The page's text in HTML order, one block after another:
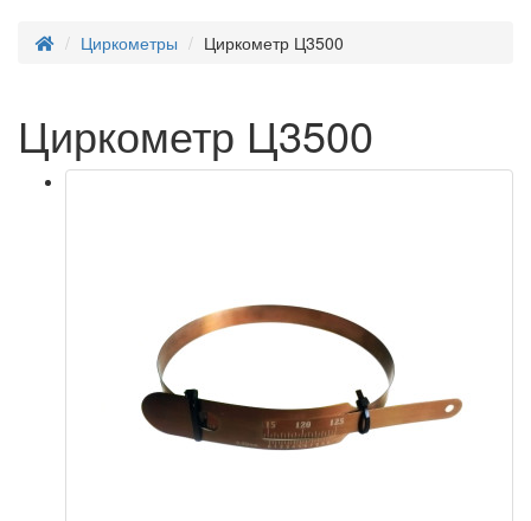
Циркометры Циркометр Ц3500
Циркометр Ц3500